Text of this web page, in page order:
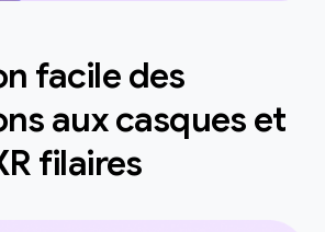
facile des
aux casques et
filaires